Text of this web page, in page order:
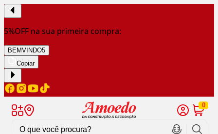
5%OFF na sua primeira compra:
BEMVINDO5
Copiar
0